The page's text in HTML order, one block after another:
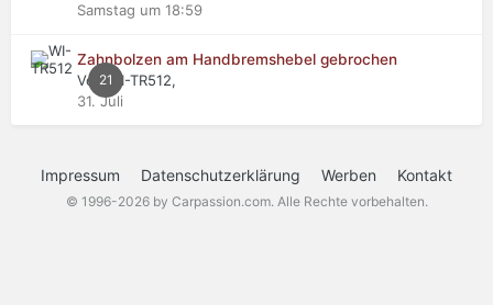
Samstag um 18:59
21
Zahnbolzen am Handbremshebel gebrochen
Von WI-TR512,
31. Juli
Impressum Datenschutzerklärung Werben Kontakt
© 1996-2026 by Carpassion.com. Alle Rechte vorbehalten.